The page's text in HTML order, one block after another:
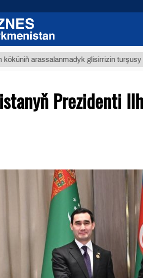
arassalanmadyk glisirrizin turşusy (t.)
Prezidenti